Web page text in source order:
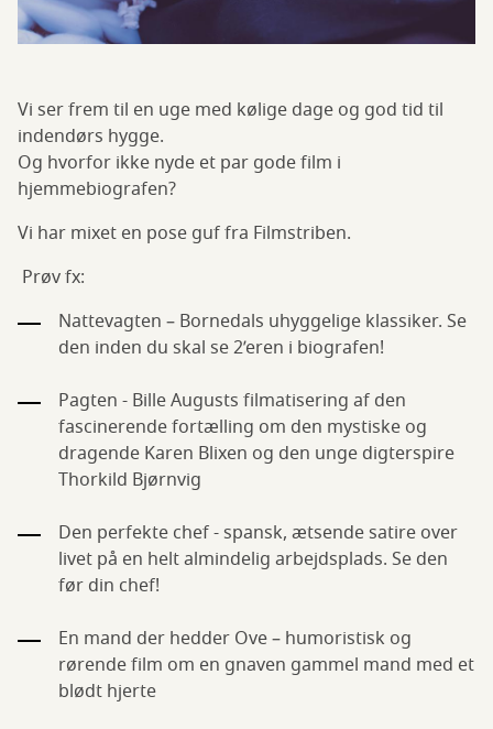
Vi ser frem til en uge med kølige dage og god tid til
indendørs hygge.
Og hvorfor ikke nyde et par gode film i
hjemmebiografen?
Vi har mixet en pose guf fra Filmstriben.
Prøv fx:
Nattevagten – Bornedals uhyggelige klassiker. Se
den inden du skal se 2’eren i biografen!
Pagten - Bille Augusts filmatisering af den
fascinerende fortælling om den mystiske og
dragende Karen Blixen og den unge digterspire
Thorkild Bjørnvig
Den perfekte chef - spansk, ætsende satire over
livet på en helt almindelig arbejdsplads. Se den
før din chef!
En mand der hedder Ove – humoristisk og
rørende film om en gnaven gammel mand med et
blødt hjerte